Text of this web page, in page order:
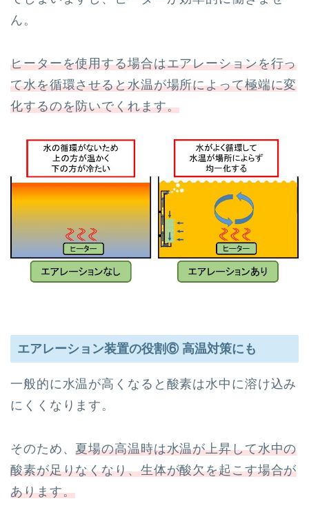
ん。
ヒーターを使用する場合はエアレーションを行っ
て水を循環させると水温が場所によって極端に変
化するのを防いでくれます。
エアレーション装置の役割⑥ 高温対策にも
一般的に水温が高くなると酸素は水中に溶け込み
にくくなります。
そのため、夏場の高温時は水温が上昇して水中の
酸素が足りなくなり、生体が酸欠を起こす場合が
あります。